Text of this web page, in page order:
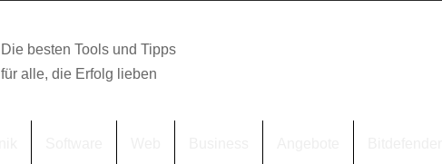
Die besten Tools und Tipps
für alle, die Erfolg lieben